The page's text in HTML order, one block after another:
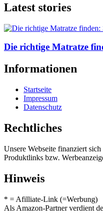
Latest stories
Die richtige Matratze
Informationen
Startseite
Impressum
Datenschutz
Rechtliches
Unsere Webseite finanziert
Produktlinks bzw.
Hinweis
* = Afilliate-Link (=Werbung)
Als Amazon-Partner verdient